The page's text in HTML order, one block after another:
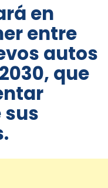
en
entre
autos
que
sus